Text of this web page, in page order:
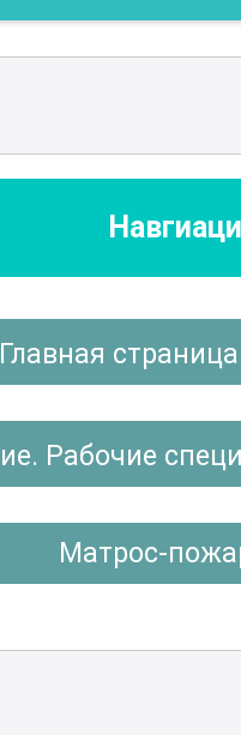
Главная
Рабочие
Матрос-